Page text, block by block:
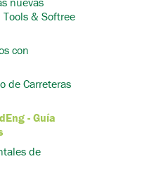
& Softree
con
de Carreteras
- Guía
de